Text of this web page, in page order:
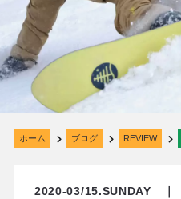
ホーム ブログ REVIEW
2020-03/15.SUNDAY ｜